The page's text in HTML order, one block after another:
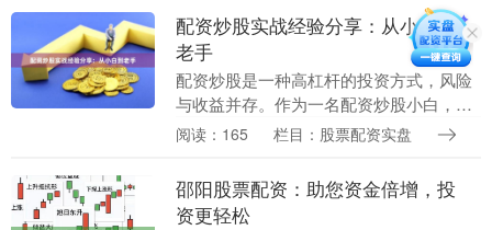
的参考。 **1....
配资炒股实战经验分享：从小白到
老手
配资炒股是一种高杠杆的投资方式，风险
与收益并存。作为一名配资炒股小白，我
总结了以下实战经验，供大家参考： **1.
的配....
阅读：165 栏目：股票配资实盘
邵阳股票配资：助您资金倍增，投
资更轻松